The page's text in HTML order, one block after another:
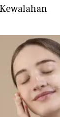
Kewalahan